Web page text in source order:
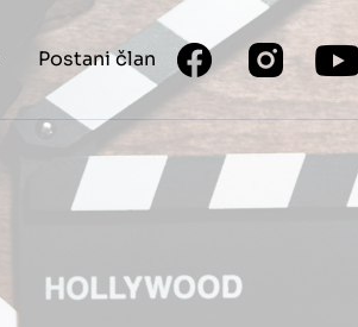
Postani član